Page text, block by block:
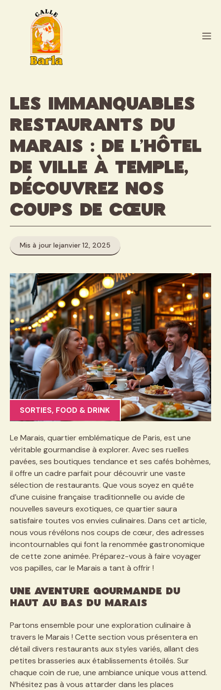
Les immanquables
restaurants du
Marais : de l’Hôtel
de Ville à Temple,
découvrez nos
coups de cœur
Mis à jour lejanvier 12, 2025
SORTIES, FOOD & DRINK
Le Marais, quartier emblématique de Paris, est une
véritable gourmandise à explorer. Avec ses ruelles
pavées, ses boutiques tendance et ses cafés bohèmes,
il offre un cadre parfait pour découvrir une vaste
sélection de restaurants. Que vous soyez en quête
d’une cuisine française traditionnelle ou avide de
nouvelles saveurs exotiques, ce quartier saura
satisfaire toutes vos envies culinaires. Dans cet article,
nous vous révélons nos coups de cœur, des adresses
incontournables qui font la renommée gastronomique
de cette zone animée. Préparez-vous à faire voyager
vos papilles, car le Marais a tant à offrir !
Une aventure gourmande du
haut au bas du Marais
Partons ensemble pour une exploration culinaire à
travers le Marais ! Cette section vous présentera en
détail divers restaurants aux styles variés, allant des
petites brasseries aux établissements étoilés. Sur
chaque coin de rue, une ambiance unique vous attend.
N’hésitez pas à vous attarder dans les places